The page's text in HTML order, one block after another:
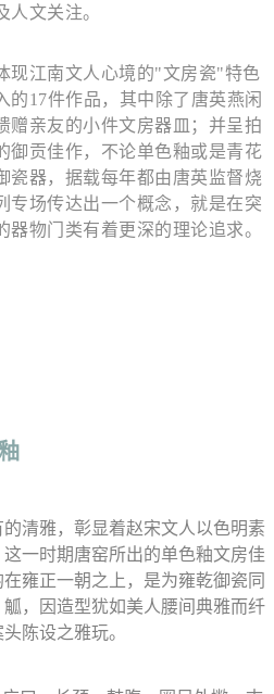
文关注。
现江南文人心境的"文房瓷"特色
的17件作品，其中除了唐英燕闲
赠亲友的小件文房器皿；并呈拍
御贡佳作，不论单色釉或是青花
瓷器，据载每年都由唐英监督烧
专场传达出一个概念，就是在突
物门类有着更深的理论追求。
清雅，彰显着赵宋文人以色明素
一时期唐窑所出的单色釉文房佳
雍正一朝之上，是为雍乾御瓷同
，因造型犹如美人腰间典雅而纤
陈设之雅玩。